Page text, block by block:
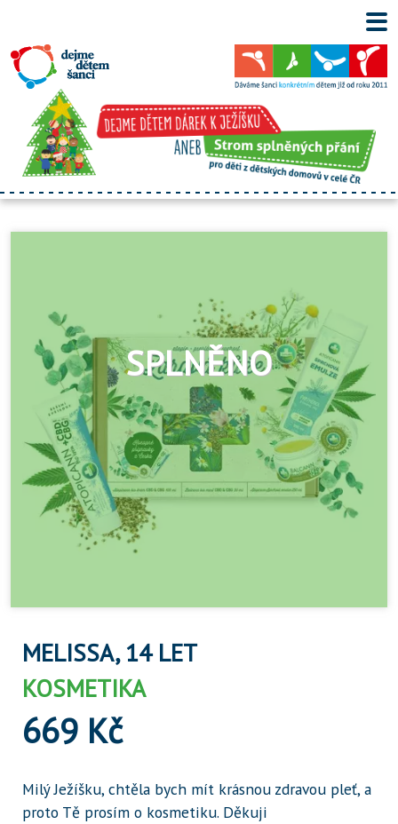
MELISSA, 14 LET
KOSMETIKA
669 Kč
Milý Ježíšku, chtěla bych mít krásnou zdravou pleť, a
proto Tě prosím o kosmetiku. Děkuji